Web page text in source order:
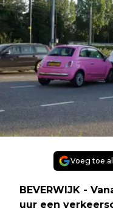
Voeg toe
BEVERWIJK -
uur een